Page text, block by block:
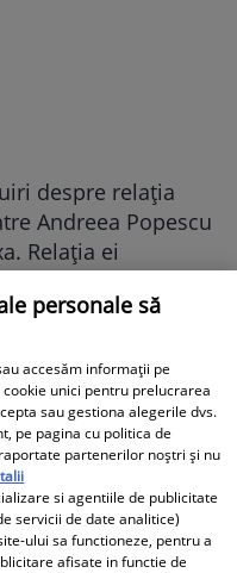
despre relația
Andreea Popescu
Relația ei
de Rareș Cojoc,
nu se aștepta la ce
în prezent
fericirii! Vedeta a
pentru a doua
prima
fiul său: „Iubirile
Foto
personale să
accesăm informații pe
unici pentru prelucrarea
sau gestiona alegerile dvs.
pe pagina cu politica de
partenerilor noștri și nu
si agentiile de publicitate
servicii de date analitice)
ului sa functioneze, pentru a
afisate in functie de